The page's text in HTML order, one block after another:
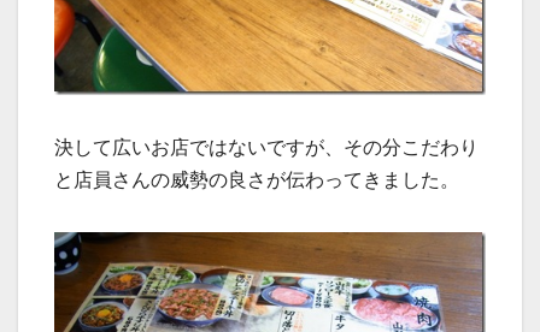
決して広いお店ではないですが、その分こだわり
と店員さんの威勢の良さが伝わってきました。